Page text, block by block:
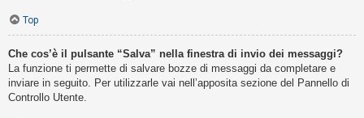
Top
Che cos’è il pulsante “Salva” nella finestra di invio dei messaggi?
La funzione ti permette di salvare bozze di messaggi da completare e
inviare in seguito. Per utilizzarle vai nell’apposita sezione del Pannello di
Controllo Utente.